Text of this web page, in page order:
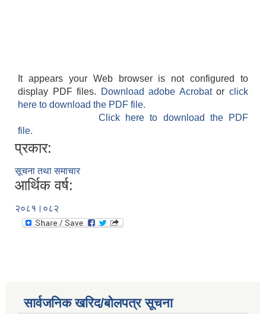
It appears your Web browser is not configured to
display PDF files.
Download adobe Acrobatorclick
here to download the PDF file.
Click here to download the PDF
file.
प्रकार:
सूचना तथा समाचार
आर्थिक वर्ष:
२०८१।०८२
सार्वजनिक खरिद/बोलपत्र सूचना